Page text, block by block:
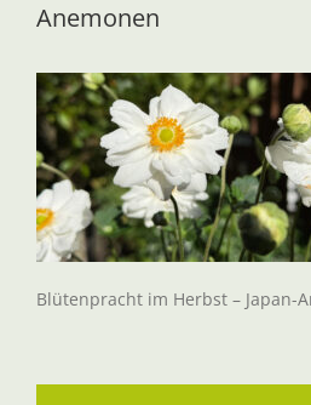
Anemonen
Blütenpracht im Herbst – Japan-